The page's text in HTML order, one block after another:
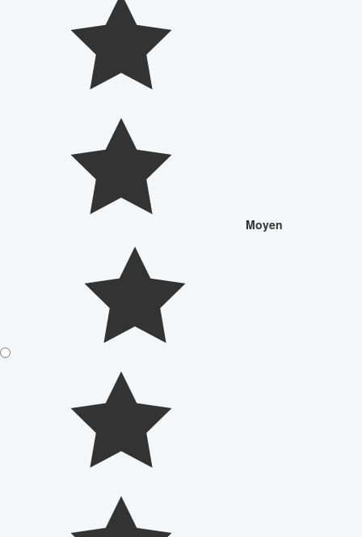
Moyen